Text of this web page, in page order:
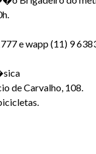
e wapp (11) 9
de Carvalho, 108.